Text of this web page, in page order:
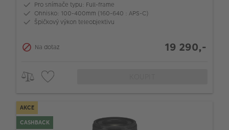
Pro snímače typu: Full-frame
Ohnisko: 100-400mm (160-640 : APS-C)
Špičkový výkon teleobjektivu
Na dotaz 19 290,-
AKCE
CASHBACK